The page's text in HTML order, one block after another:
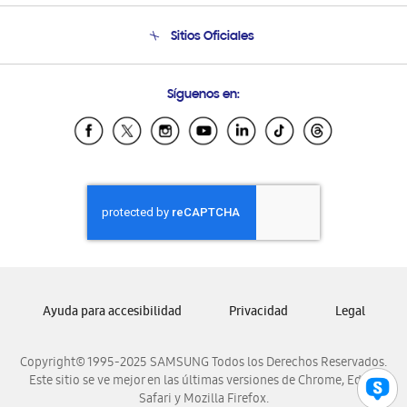
Condiciones de Compra
Soporte vía eMail
Sitios Oficiales
Samsung Ecuador
Samsung El Salvador
Samsung Honduras
Samsung Nicaragua
Samsung Panamá
Samsung Venezuela
Síguenos en:
Copyright© 1995-2025 SAMSUNG Todos los Derechos Reservados.
Este sitio se ve mejor en las últimas versiones de Chrome, Edge,
Safari y Mozilla Firefox.
Ayuda para accesibilidad Privacidad Legal